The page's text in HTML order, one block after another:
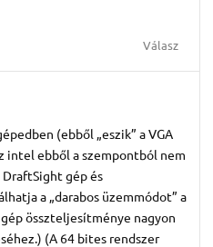
Válasz
(ebből „eszik” a VGA
intel ebből a szempontból nem
gép és
a „darabos üzemmódot” a
összteljesítménye nagyon
(A 64 bites rendszer